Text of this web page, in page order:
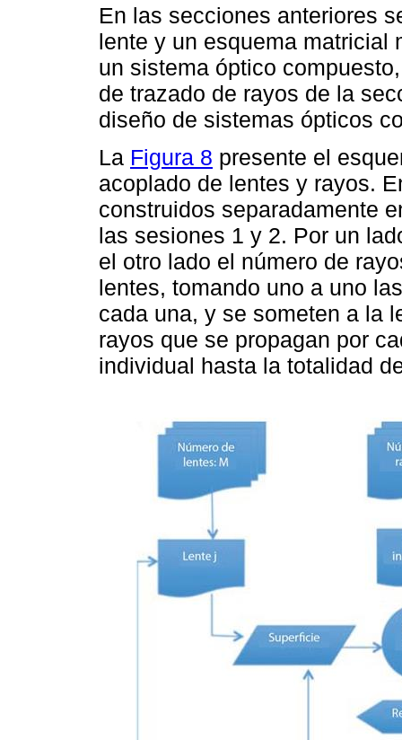
En las secciones anteriores
lente y un esquema matricial
un sistema óptico
de trazado de rayos de la
diseño de sistemas ópticos
La Figura 8 presente el
acoplado de lentes y rayos.
construidos separadamente
las sesiones 1 y 2. Por un
el otro lado el número de
lentes, tomando uno a uno
cada una, y se someten a la
rayos que se propagan por
individual hasta la totalidad